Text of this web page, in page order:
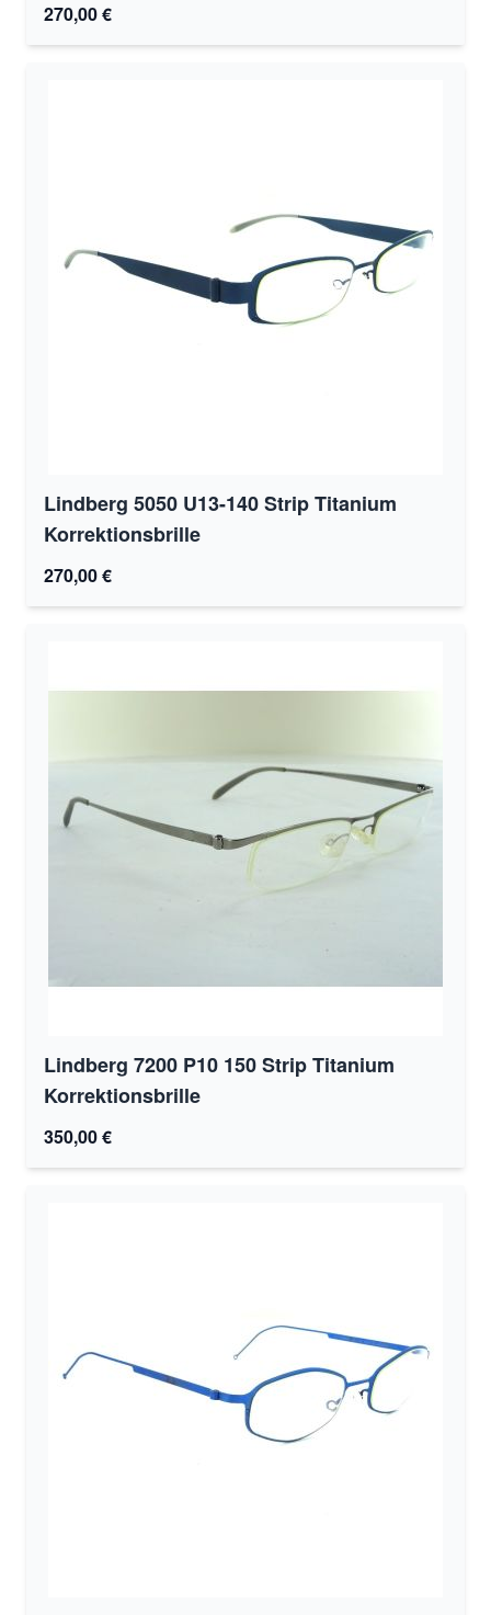
270,00 €
Lindberg 5050 U13-140 Strip Titanium
Korrektionsbrille
270,00 €
Lindberg 7200 P10 150 Strip Titanium
Korrektionsbrille
350,00 €